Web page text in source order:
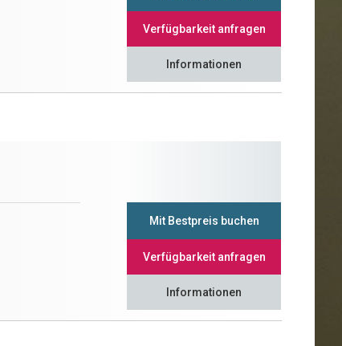
Verfügbarkeit anfragen
Informationen
Mit Bestpreis buchen
Verfügbarkeit anfragen
Informationen